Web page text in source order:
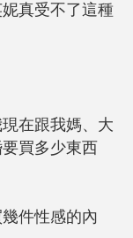
真受不了這種
在跟我媽、大
買多少東西
件性感的內